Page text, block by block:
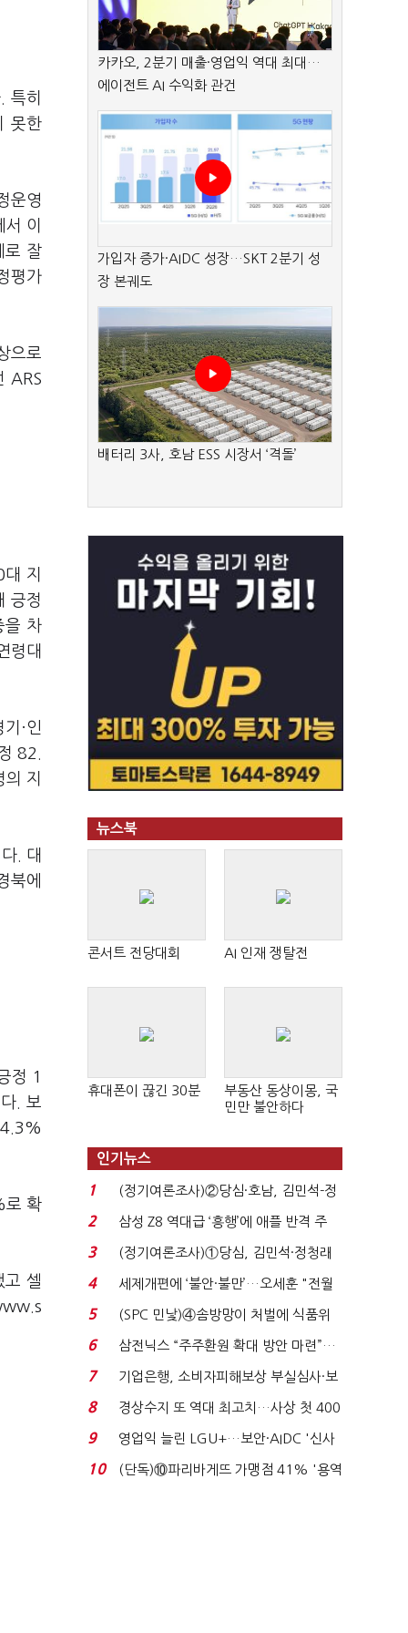
특히
못한
운영
이
로 잘
평가
으로
ARS
지
긍정
을 차
령대
·인
82.
지
. 대
북에
정 1
. 보
로 확
고 셀
카카오, 2분기 매출·영업익 역대 최대…
에이전트 AI 수익화 관건
가입자 증가·AIDC 성장…SKT 2분기 성
장 본궤도
배터리 3사, 호남 ESS 시장서 ‘격돌’
뉴스북
콘서트 전당대회 AI 인재 쟁탈전
휴대폰이 끊긴 30분
부동산 동상이몽, 국
민만 불안하다
인기뉴스
1
(정기여론조사)②당심·호남, 김민석-정
청래 '초접전'...
2
삼성 Z8 역대급 ‘흥행’에 애플 반격 주
목…9월 ‘폴...
3
(정기여론조사)①당심, 김민석·정청래
'초접전'…대통령 ...
4
세제개편에 ‘불안·불만’…오세훈 "전월
세 구하기 더 ...
5
(SPC 민낯)④솜방망이 처벌에 식품위
생법 위반 반복...
6
삼전닉스 “주주환원 확대 방안 마련”…
로이터에 성명...
7
기업은행, 소비자피해보상 부실심사·보
이스피싱 공시 ...
8
경상수지 또 역대 최고치…사상 첫 400
억달러에 '3% 성...
9
영업익 늘린 LGU+…보안·AIDC '신사
업 드라이브'...
10
(단독)⑩파리바게뜨 가맹점 41% '용역